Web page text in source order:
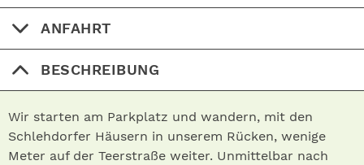
ANFAHRT
BESCHREIBUNG
Wir starten am Parkplatz und wandern, mit den
Schlehdorfer Häusern in unserem Rücken, wenige
Meter auf der Teerstraße weiter. Unmittelbar nach